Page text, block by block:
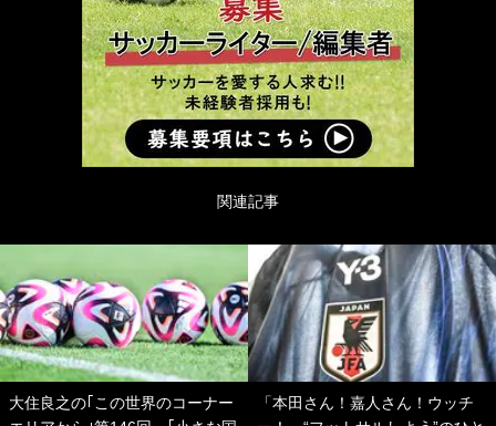
関連記事
大住良之の｢この世界のコーナー
「本田さん！嘉人さん！ウッチ